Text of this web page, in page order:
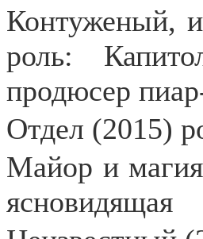
Контуженый,
роль:
продюсер
Отдел (2015)
Майор и
ясновидящая